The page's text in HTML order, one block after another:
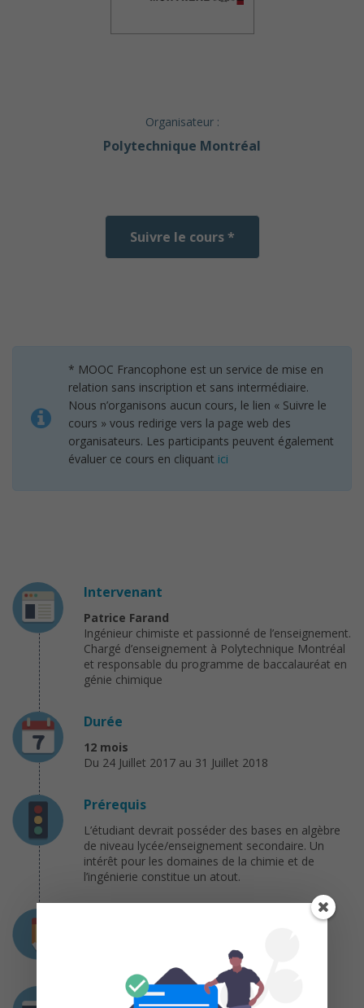
Organisateur :
Polytechnique Montréal
Suivre le cours *
* MOOC Francophone est un service de mise en
relation sans inscription et sans intermédiaire.
Nous n’organisons aucun cours, le lien « Suivre le
cours » vous redirige vers la page web des
organisateurs. Les participants peuvent également
évaluer ce cours en cliquant ici
Intervenant
Patrice Farand
Ingénieur chimiste et passionné de l’enseignement.
Chargé d’enseignement à Polytechnique Montréal
et responsable du programme de baccalauréat en
génie chimique
Durée
12 mois
Du 24 Juillet 2017 au 31 Juillet 2018
Prérequis
L’étudiant devrait posséder des bases en algèbre
de niveau lycée/enseignement secondaire. Un
intérêt pour les domaines de la chimie et de
l’ingénierie constitue un atout.